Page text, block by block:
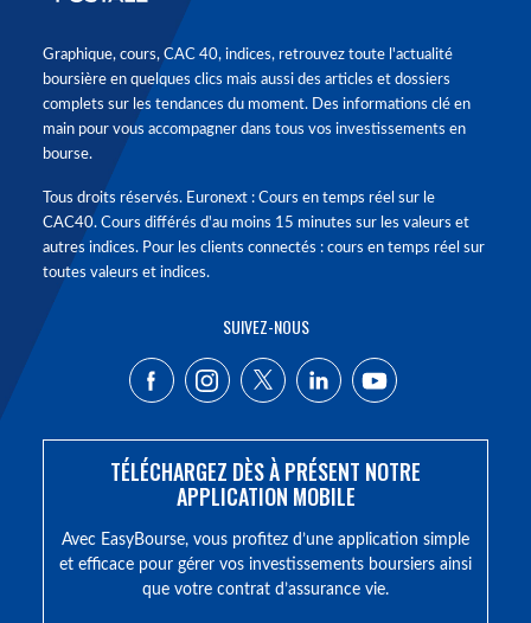
Graphique, cours, CAC 40, indices, retrouvez toute l'actualité
boursière en quelques clics mais aussi des articles et dossiers
complets sur les tendances du moment. Des informations clé en
main pour vous accompagner dans tous vos investissements en
bourse.
Tous droits réservés. Euronext : Cours en temps réel sur le
CAC40. Cours différés d'au moins 15 minutes sur les valeurs et
autres indices. Pour les clients connectés : cours en temps réel sur
toutes valeurs et indices.
SUIVEZ-NOUS
TÉLÉCHARGEZ DÈS À PRÉSENT NOTRE
APPLICATION MOBILE
Avec EasyBourse, vous profitez d’une application simple
et efficace pour gérer vos investissements boursiers ainsi
que votre contrat d’assurance vie.